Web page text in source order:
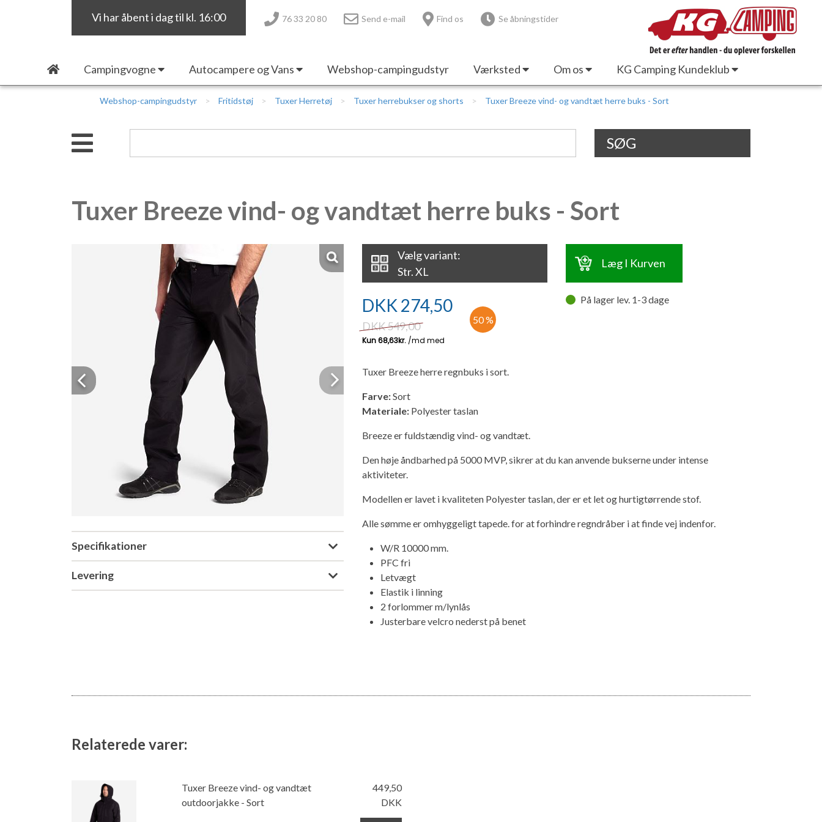
Vi har åbent i dag til kl. 16:00 76 33 20 80 Send e-mail Find os Se åbningstider
Campingvogne Autocampere og Vans Webshop-campingudstyr Værksted Om os KG Camping Kundeklub
Webshop-campingudstyr Fritidstøj Tuxer Herretøj Tuxer herrebukser og shorts Tuxer Breeze vind- og vandtæt herre buks - Sort
SØG
Tuxer Breeze vind- og vandtæt herre buks - Sort
Previous Next
Specifikationer
Levering
Vælg variant:
Str. XL
Læg I Kurven
DKK 274,50
DKK549,00 50 %
På lager lev. 1-3 dage
Tuxer Breeze herre regnbuks i sort.
Farve:Sort
Materiale: Polyester taslan
Breeze er fuldstændig vind- og vandtæt.
Den høje åndbarhed på 5000 MVP, sikrer at du kan anvende bukserne under intense
aktiviteter.
Modellen er lavet i kvaliteten Polyester taslan, der er et let og hurtigtørrende stof.
Alle sømme er omhyggeligt tapede. for at forhindre regndråber i at finde vej indenfor.
W/R 10000 mm.
PFC fri
Letvægt
Elastik i linning
2 forlommer m/lynlås
Justerbare velcro nederst på benet
Relaterede varer:
Tuxer Breeze vind- og vandtæt
outdoorjakke - Sort
449,50
DKK